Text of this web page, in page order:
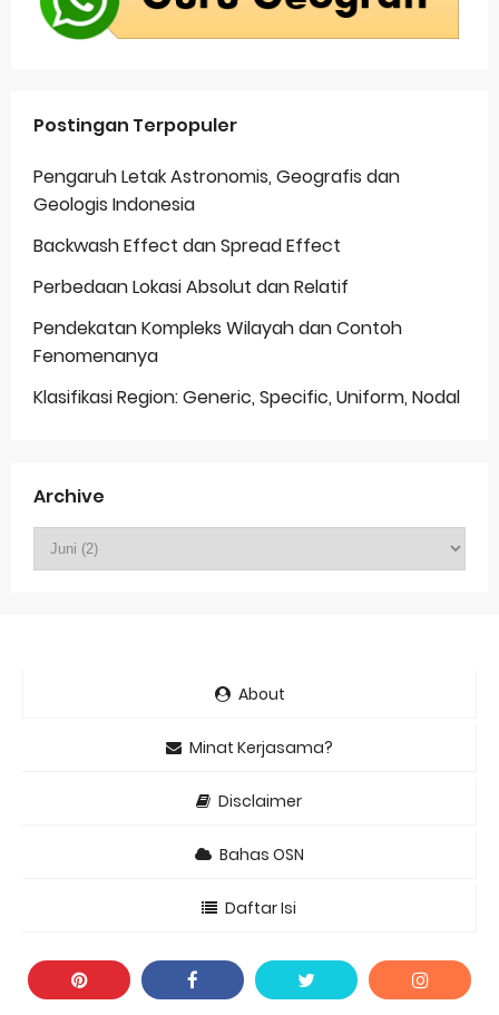
Postingan Terpopuler
Pengaruh Letak Astronomis, Geografis dan
Geologis Indonesia
Backwash Effect dan Spread Effect
Perbedaan Lokasi Absolut dan Relatif
Pendekatan Kompleks Wilayah dan Contoh
Fenomenanya
Klasifikasi Region: Generic, Specific, Uniform, Nodal
Archive
About
Minat Kerjasama?
Disclaimer
Bahas OSN
Daftar Isi